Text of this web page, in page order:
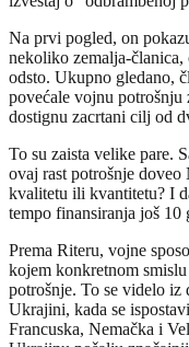
Na prvi pogled, on
nekoliko zemalja-
odsto. Ukupno gledano,
povećale vojnu potrošnju
dostignu zacrtani cilj od
To su zaista velike pare.
ovaj rast potrošnje
kvalitetu ili kvantitetu? I
tempo finansiranja još 10
Prema Riteru, vojne
kojem konkretnom
potrošnje. To se videlo
Ukrajini, kada se
Francuska, Nemačka i